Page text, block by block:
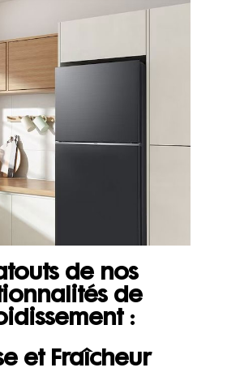
de nos
de
:
et Fraîcheur